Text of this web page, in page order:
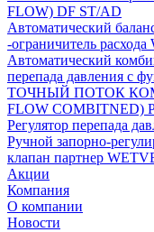
FLOW) DF ST/AD
Автоматический
-ограничитель
Автоматический
перепада давления с
ТОЧНЫЙ ПОТОК
FLOW COMBIТNED)
Регулятор перепада
Ручной запорно-
клапан партнер
Акции
Компания
О компании
Новости